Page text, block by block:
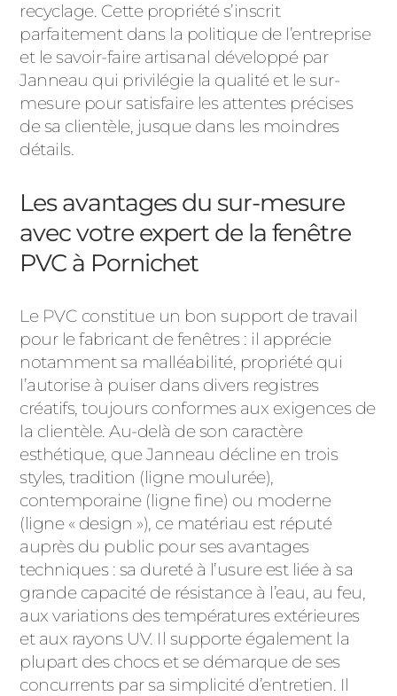
recyclage. Cette propriété s’inscrit
parfaitement dans la politique de l’entreprise
et le savoir-faire artisanal développé par
Janneau qui privilégie la qualité et le sur-
mesure pour satisfaire les attentes précises
de sa clientèle, jusque dans les moindres
détails.
Les avantages du sur-mesure
avec votre expert de la fenêtre
PVC à Pornichet
Le PVC constitue un bon support de travail
pour le fabricant de fenêtres : il apprécie
notamment sa malléabilité, propriété qui
l’autorise à puiser dans divers registres
créatifs, toujours conformes aux exigences de
la clientèle. Au-delà de son caractère
esthétique, que Janneau décline en trois
styles, tradition (ligne moulurée),
contemporaine (ligne fine) ou moderne
(ligne « design »), ce matériau est réputé
auprès du public pour ses avantages
techniques : sa dureté à l’usure est liée à sa
grande capacité de résistance à l’eau, au feu,
aux variations des températures extérieures
et aux rayons UV. Il supporte également la
plupart des chocs et se démarque de ses
concurrents par sa simplicité d’entretien. Il